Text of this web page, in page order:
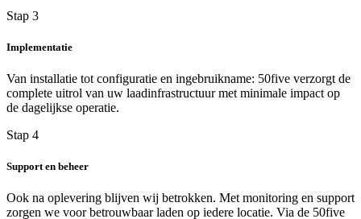
Stap 3
Implementatie
Van installatie tot configuratie en ingebruikname: 50five verzorgt de
complete uitrol van uw laadinfrastructuur met minimale impact op
de dagelijkse operatie.
Stap 4
Support en beheer
Ook na oplevering blijven wij betrokken. Met monitoring en support
zorgen we voor betrouwbaar laden op iedere locatie. Via de 50five